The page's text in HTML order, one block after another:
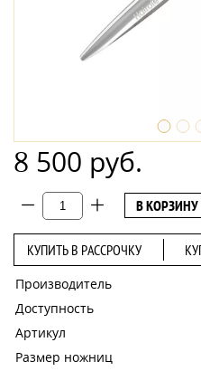
8 500 руб.
В КОРЗИНУ
КУПИТЬ В РАССРОЧКУ
Производитель
Доступность
Артикул
Размер ножниц